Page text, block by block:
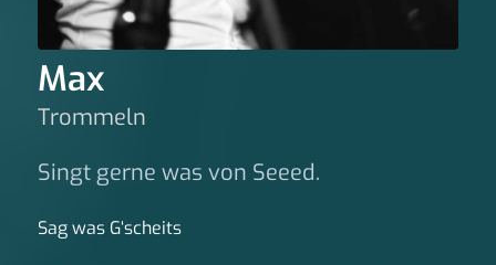
Max
Trommeln
Singt gerne was von Seeed.
Sag was G‘scheits